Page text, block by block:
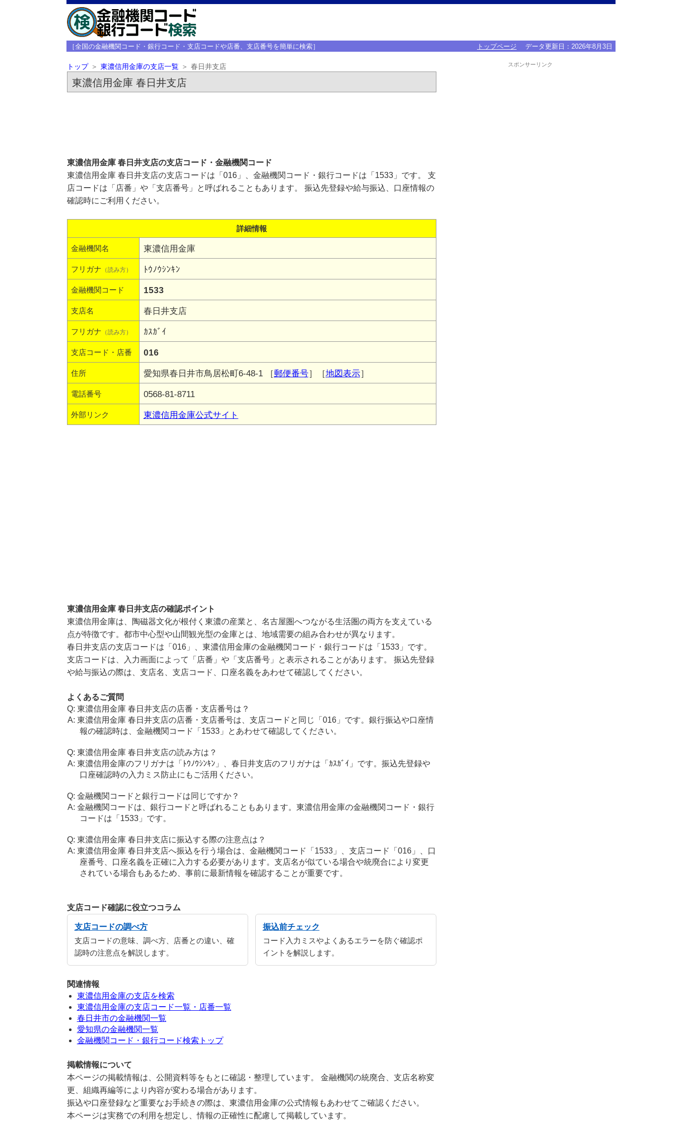
［全国の金融機関コード・銀行コード・支店コードや店番、支店番号を簡単に検索］ トップページ データ更新日： 2026年8月3日
トップ 東濃信用金庫の支店一覧 春日井支店
東濃信用金庫 春日井支店
東濃信用金庫 春日井支店の支店コード・金融機関コード
東濃信用金庫 春日井支店の支店コードは「016」、金融機関コード・銀行コードは「1533」です。 支
店コードは「店番」や「支店番号」と呼ばれることもあります。 振込先登録や給与振込、口座情報の
確認時にご利用ください。
詳細情報
金融機関名 東濃信用金庫
フリガナ （読み方） ﾄｳﾉｳｼﾝｷﾝ
金融機関コード 1533
支店名 春日井支店
フリガナ （読み方） ｶｽｶﾞｲ
支店コード・店番 016
住所 愛知県春日井市鳥居松町6-48-1 ［郵便番号］［地図表示］
電話番号 0568-81-8711
外部リンク 東濃信用金庫公式サイト
東濃信用金庫 春日井支店の確認ポイント
東濃信用金庫は、陶磁器文化が根付く東濃の産業と、名古屋圏へつながる生活圏の両方を支えている
点が特徴です。都市中心型や山間観光型の金庫とは、地域需要の組み合わせが異なります。
春日井支店の支店コードは「016」、東濃信用金庫の金融機関コード・銀行コードは「1533」です。
支店コードは、入力画面によって「店番」や「支店番号」と表示されることがあります。 振込先登録
や給与振込の際は、支店名、支店コード、口座名義をあわせて確認してください。
よくあるご質問
東濃信用金庫 春日井支店の店番・支店番号は？
東濃信用金庫 春日井支店の店番・支店番号は、支店コードと同じ「016」です。銀行振込や口座情
報の確認時は、金融機関コード「1533」とあわせて確認してください。
東濃信用金庫 春日井支店の読み方は？
東濃信用金庫のフリガナは「ﾄｳﾉｳｼﾝｷﾝ」、春日井支店のフリガナは「ｶｽｶﾞｲ」です。振込先登録や
口座確認時の入力ミス防止にもご活用ください。
金融機関コードと銀行コードは同じですか？
金融機関コードは、銀行コードと呼ばれることもあります。東濃信用金庫の金融機関コード・銀行
コードは「1533」です。
東濃信用金庫 春日井支店に振込する際の注意点は？
東濃信用金庫 春日井支店へ振込を行う場合は、金融機関コード「1533」、支店コード「016」、口
座番号、口座名義を正確に入力する必要があります。支店名が似ている場合や統廃合により変更
されている場合もあるため、事前に最新情報を確認することが重要です。
支店コード確認に役立つコラム
支店コードの調べ方
支店コードの意味、調べ方、店番との違い、確
認時の注意点を解説します。
振込前チェック
コード入力ミスやよくあるエラーを防ぐ確認ポ
イントを解説します。
関連情報
東濃信用金庫の支店を検索
東濃信用金庫の支店コード一覧・店番一覧
春日井市の金融機関一覧
愛知県の金融機関一覧
金融機関コード・銀行コード検索トップ
掲載情報について
本ページの掲載情報は、公開資料等をもとに確認・整理しています。 金融機関の統廃合、支店名称変
更、組織再編等により内容が変わる場合があります。
振込や口座登録など重要なお手続きの際は、東濃信用金庫の公式情報もあわせてご確認ください。
本ページは実務での利用を想定し、情報の正確性に配慮して掲載しています。
スポンサーリンク